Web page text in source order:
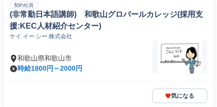
契約社員
(非常勤日本語講師) 和歌山グロバールカレッジ(採用支
援:KEC人材紹介センター)
ケイ.イー.シー.株式会社
和歌山県和歌山市
時給1800円～2000円
気になる